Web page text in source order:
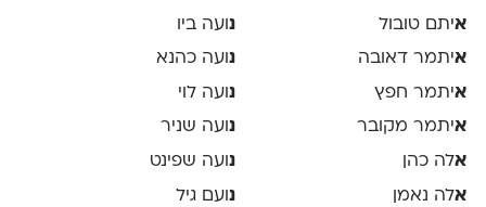
איתם טובול
איתמר דאובה
איתמר חפץ
איתמר מקובר
אלה כהן
אלה נאמן
נועה ביו
נ ועה כהנא
נ ועה לוי
נועה שניר
נ ועה שפינט
נועם גיל